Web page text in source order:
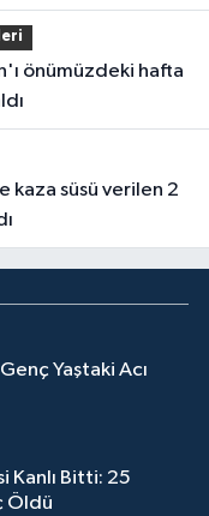
Yaştaki Acı
Kanlı Bitti: 25
Öldü